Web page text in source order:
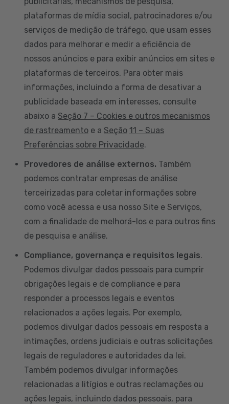
plataformas de mídia social, patrocinadores e/ou
serviços de medição de tráfego, que usam esses
dados para melhorar e medir a eficiência de
nossos anúncios e para exibir anúncios em sites e
plataformas de terceiros. Para obter mais
informações, incluindo a forma de desativar a
publicidade baseada em interesses, consulte
abaixo a Seção 7 – Cookies e outros mecanismos
de rastreamento e a Seção 11 – Suas
Preferências sobre Privacidade.
Provedores de análise externos. Também
podemos contratar empresas de análise
terceirizadas para coletar informações sobre
como você acessa e usa nosso Site e Serviços,
com a finalidade de melhorá-los e para outros fins
de pesquisa e análise.
Compliance, governança e requisitos legais.
Podemos divulgar dados pessoais para cumprir
obrigações legais e de compliance e para
responder a processos legais e eventos
relacionados a ações legais. Por exemplo,
podemos divulgar dados pessoais em resposta a
intimações, ordens judiciais e outras solicitações
legais de reguladores e autoridades da lei.
Também podemos divulgar informações
relacionadas a litígios e outras reclamações ou
ações legais, incluindo dados pessoais, para